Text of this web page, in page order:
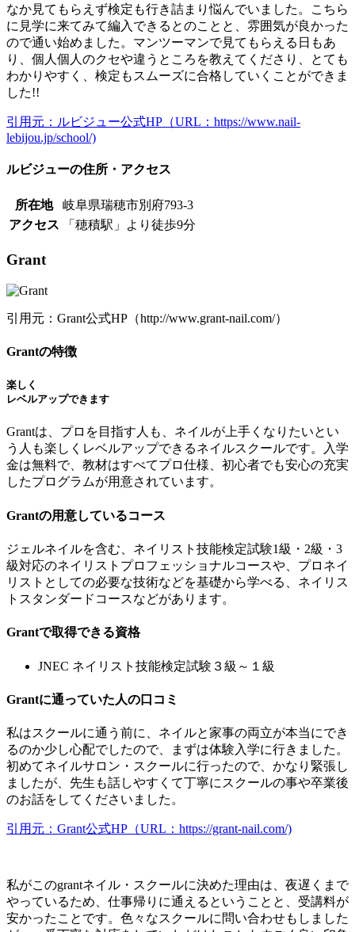
なか見てもらえず検定も行き詰まり悩んでいました。こちら
に見学に来てみて編入できるとのことと、雰囲気が良かった
ので通い始めました。マンツーマンで見てもらえる日もあ
り、個人個人のクセや違うところを教えてくださり、とても
わかりやすく、検定もスムーズに合格していくことができま
した!!
引用元：ルビジュー公式HP（URL：https://www.nail-
lebijou.jp/school/)
ルビジューの住所・アクセス
所在地
岐阜県瑞穂市別府793-3
アクセス
「穂積駅」より徒歩9分
Grant
引用元：Grant公式HP（http://www.grant-nail.com/）
Grantの特徴
楽しく
レベルアップできます
Grantは、プロを目指す人も、ネイルが上手くなりたいとい
う人も楽しくレベルアップできるネイルスクールです。入学
金は無料で、教材はすべてプロ仕様、初心者でも安心の充実
したプログラムが用意されています。
Grantの用意しているコース
ジェルネイルを含む、ネイリスト技能検定試験1級・2級・3
級対応のネイリストプロフェッショナルコースや、プロネイ
リストとしての必要な技術などを基礎から学べる、ネイリス
トスタンダードコースなどがあります。
Grantで取得できる資格
JNEC ネイリスト技能検定試験３級～１級
Grantに通っていた人の口コミ
私はスクールに通う前に、ネイルと家事の両立が本当にでき
るのか少し心配でしたので、まずは体験入学に行きました。
初めてネイルサロン・スクールに行ったので、かなり緊張し
ましたが、先生も話しやすくて丁寧にスクールの事や卒業後
のお話をしてくださいました。
引用元：Grant公式HP（URL：https://grant-nail.com/)
私がこのgrantネイル・スクールに決めた理由は、夜遅くまで
やっているため、仕事帰りに通えるということと、受講料が
安かったことです。色々なスクールに問い合わせもしました